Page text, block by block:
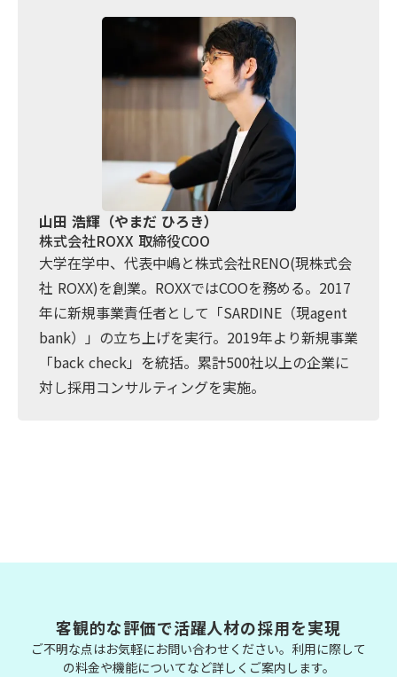
山田 浩輝（やまだ ひろき）
株式会社ROXX 取締役COO
大学在学中、代表中嶋と株式会社RENO(現株式会
社 ROXX)を創業。ROXXではCOOを務める。2017
年に新規事業責任者として「SARDINE（現agent
bank）」の立ち上げを実行。2019年より新規事業
「back check」を統括。累計500社以上の企業に
対し採用コンサルティングを実施。
客観的な評価で活躍人材の採用を実現
ご不明な点はお気軽にお問い合わせください。利用に際して
の料金や機能についてなど詳しくご案内します。